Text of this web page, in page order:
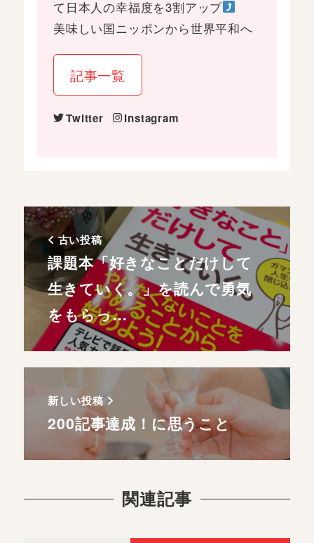
て日本人の幸福度を3割アップ
美味しい国ニッポンから世界平和へ
記事一覧
Twitter Instagram
古い投稿
課題本「好きなことだけして
生きていく。」を読んで勇気
をもらっ…
新しい投稿
200記事達成！に思うこと
関連記事